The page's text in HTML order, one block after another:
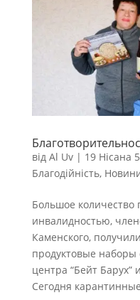
від Al Uv| 19 Нісана
Благодійність,
Большое
инвалидностью,
Каменского,
продуктовые наборы
центра “Бейт Барух”
Сегодня